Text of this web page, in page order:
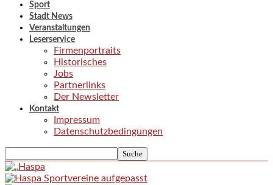
Sport
Stadt News
Veranstaltungen
Leserservice
Firmenportraits
Historisches
Jobs
Partnerlinks
Der Newsletter
Kontakt
Impressum
Datenschutzbedingungen